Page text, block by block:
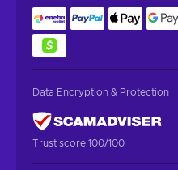
Data Encryption & Protection
Trust score 100/100